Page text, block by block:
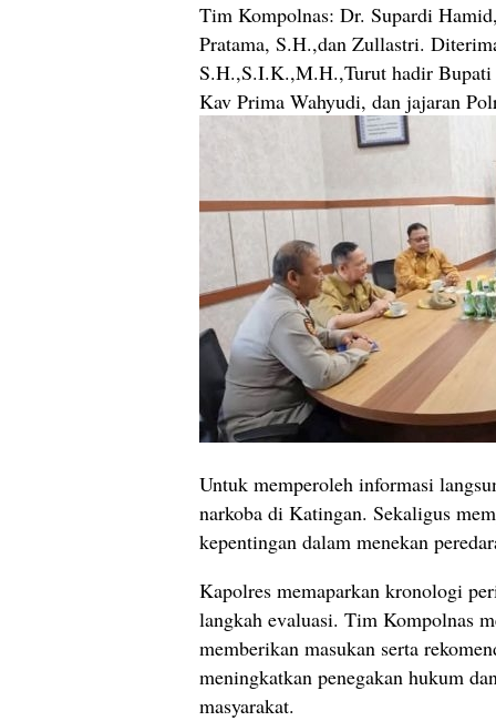
Tim Kompolnas: Dr. Supardi
Pratama, S.H.,dan Zullastri.
S.H.,S.I.K.,M.H.,Turut hadir
Kav Prima Wahyudi, dan jajaran
Untuk memperoleh informasi
narkoba di Katingan. Sekaligus
kepentingan dalam menekan
Kapolres memaparkan kronologi
langkah evaluasi. Tim Kompolnas
memberikan masukan serta
meningkatkan penegakan hukum
masyarakat.